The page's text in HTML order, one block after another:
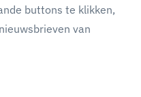
buttons te klikken,
van